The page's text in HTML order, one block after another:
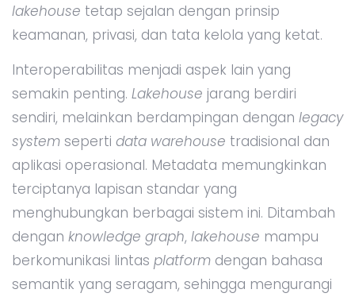
lakehouse tetap sejalan dengan prinsip
keamanan, privasi, dan tata kelola yang ketat.
Interoperabilitas menjadi aspek lain yang
semakin penting. Lakehouse jarang berdiri
sendiri, melainkan berdampingan dengan legacy
system seperti data warehouse tradisional dan
aplikasi operasional. Metadata memungkinkan
terciptanya lapisan standar yang
menghubungkan berbagai sistem ini. Ditambah
dengan knowledge graph, lakehouse mampu
berkomunikasi lintas platform dengan bahasa
semantik yang seragam, sehingga mengurangi